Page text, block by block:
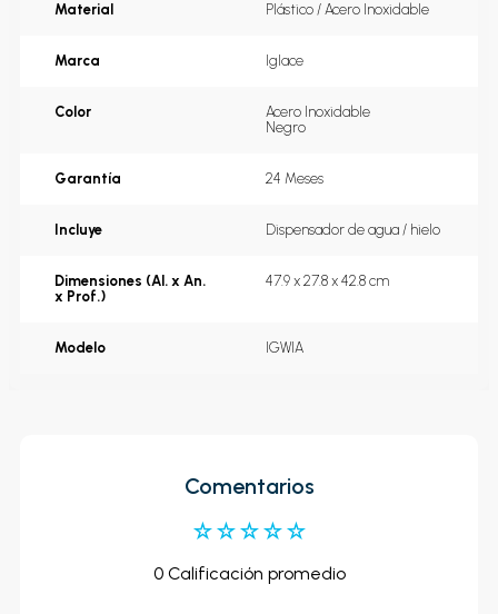
Material Plástico / Acero Inoxidable
Marca Iglace
Color
Acero Inoxidable
Negro
Garantía 24 Meses
Incluye Dispensador de agua / hielo
Dimensiones (Al. x An.
x Prof.)
47.9 x 27.8 x 42.8 cm
Modelo IGWIA
Comentarios
☆☆☆☆☆
0 Calificación promedio